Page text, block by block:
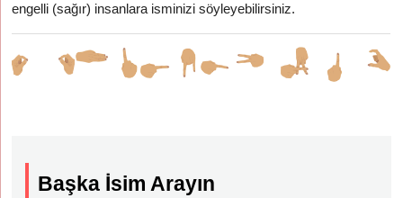
engelli (sağır) insanlara isminizi söyleyebilirsiniz.
Başka İsim Arayın